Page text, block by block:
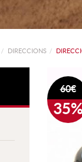
DIRECCIONS
60€
35%